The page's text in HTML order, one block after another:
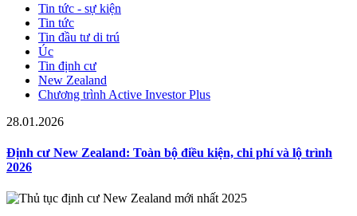
Tin tức - sự kiện
Tin tức
Tin đầu tư di trú
Úc
Tin định cư
New Zealand
Chương trình Active Investor Plus
28.01.2026
Định cư New Zealand: Toàn bộ điều kiện, chi phí và lộ trình
2026